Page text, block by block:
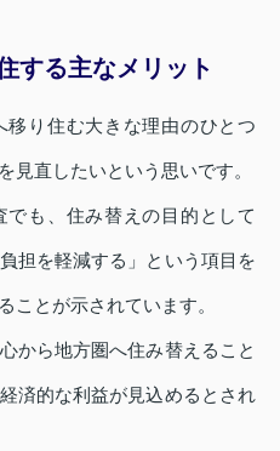
する主なメリット
り住む大きな理由のひとつ
見直したいという思いです。
も、住み替えの目的として
担を軽減する」という項目を
ことが示されています。
から地方圏へ住み替えること
済的な利益が見込めるとされ